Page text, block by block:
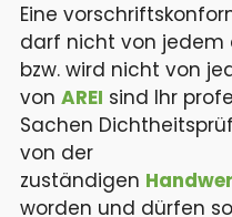
Eine
darf nicht von jedem
bzw. wird nicht von
vonAREI sind Ihr
Sachen
von der
zuständigen
worden und dürfen